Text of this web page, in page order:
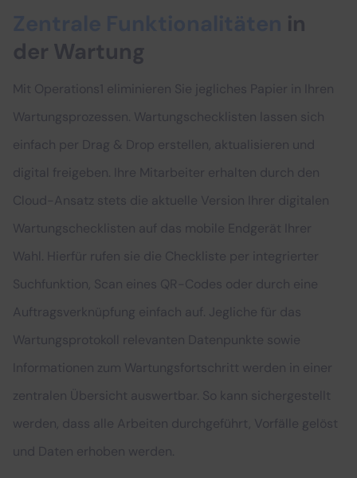
in
der Wartung
Mit Operations1 eliminieren Sie jegliches Papier in Ihren
Wartungsprozessen. Wartungschecklisten lassen sich
einfach per Drag & Drop erstellen, aktualisieren und
digital freigeben. Ihre Mitarbeiter erhalten durch den
Cloud-Ansatz stets die aktuelle Version Ihrer digitalen
Wartungschecklisten auf das mobile Endgerät Ihrer
Wahl. Hierfür rufen sie die Checkliste per integrierter
Suchfunktion, Scan eines QR-Codes oder durch eine
Auftragsverknüpfung einfach auf. Jegliche für das
Wartungsprotokoll relevanten Datenpunkte sowie
Informationen zum Wartungsfortschritt werden in einer
zentralen Übersicht auswertbar. So kann sichergestellt
werden, dass alle Arbeiten durchgeführt, Vorfälle gelöst
und Daten erhoben werden.